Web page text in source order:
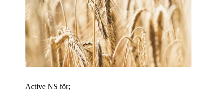
Active NS för;